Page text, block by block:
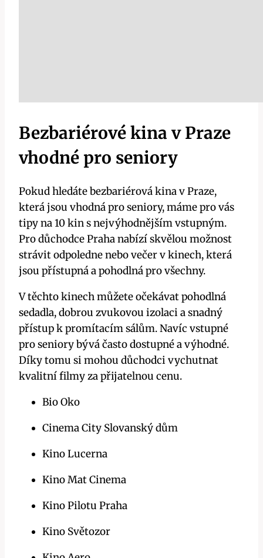
Bezbariérové kina v Praze
vhodné pro seniory
Pokud hledáte bezbariérová kina v Praze,
která jsou vhodná pro seniory, máme pro vás
tipy na 10 kin s nejvýhodnějším vstupným.
Pro důchodce Praha nabízí skvělou možnost
strávit odpoledne nebo večer v kinech, která
jsou přístupná a pohodlná pro všechny.
V těchto kinech můžete očekávat pohodlná
sedadla, dobrou zvukovou izolaci a snadný
přístup k promítacím sálům. Navíc vstupné
pro seniory bývá často dostupné a výhodné.
Díky tomu si mohou důchodci vychutnat
kvalitní filmy za přijatelnou cenu.
Bio Oko
Cinema City Slovanský dům
Kino Lucerna
Kino Mat Cinema
Kino Pilotu Praha
Kino Světozor